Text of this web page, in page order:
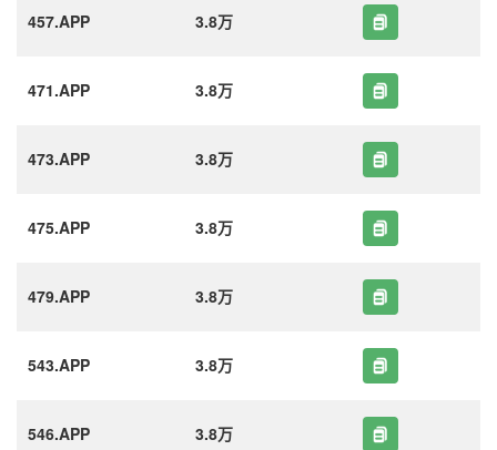
457.APP 3.8万
471.APP 3.8万
473.APP 3.8万
475.APP 3.8万
479.APP 3.8万
543.APP 3.8万
546.APP 3.8万